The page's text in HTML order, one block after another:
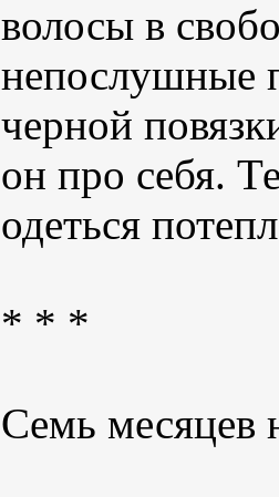
волосы в
непослушные
черной
он про себя.
одеться
* * *
Семь месяцев